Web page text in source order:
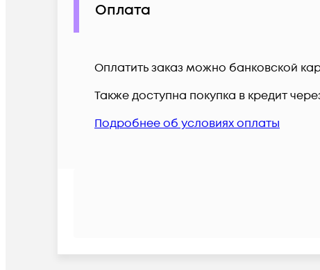
Оплата
Оплатить заказ можно банковской
Также доступна покупка в кредит
Подробнее об условиях оплаты